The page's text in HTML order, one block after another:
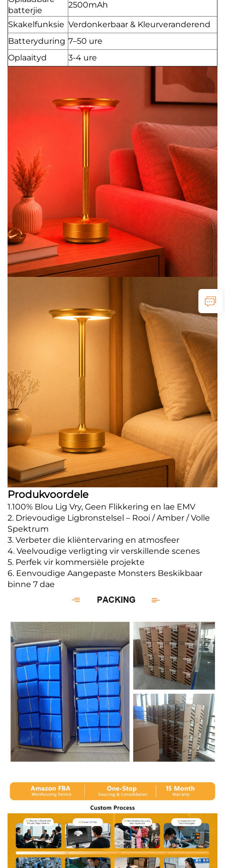
batterjie
2500mAh
Skakelfunksie Verdonkerbaar & Kleurveranderend
Batteryduring 7–50 ure
Oplaaityd
3-4 ure
Produkvoordele
1.100% Blou Lig Vry, Geen Flikkering en lae EMV
2. Drievoudige Ligbronstelsel – Rooi / Amber / Volle
Spektrum
3. Verbeter die kliëntervaring en atmosfeer
4. Veelvoudige verligting vir verskillende scenes
5. Perfek vir kommersiële projekte
6. Eenvoudige Aangepaste Monsters Beskikbaar
binne 7 dae